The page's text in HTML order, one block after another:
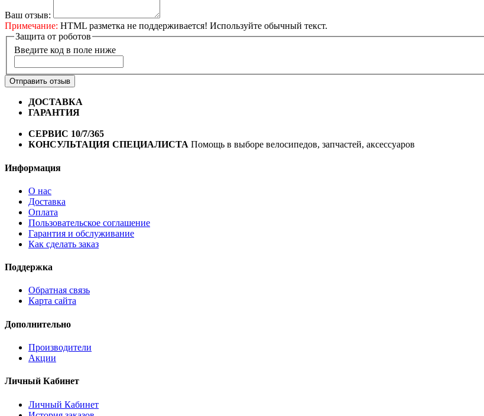
Ваш отзыв:
Примечание: HTML разметка не поддерживается! Используйте обычный текст.
Защита от роботов
Введите код в поле ниже
Отправить отзыв
ДОСТАВКА
ГАРАНТИЯ
СЕРВИС 10/7/365
КОНСУЛЬТАЦИЯ СПЕЦИАЛИСТА Помощь в выборе велосипедов, запчастей, аксессуаров
Информация
О нас
Доставка
Оплата
Пользовательское соглашение
Гарантия и обслуживание
Как сделать заказ
Поддержка
Обратная связь
Карта сайта
Дополнительно
Производители
Акции
Личный Кабинет
Личный Кабинет